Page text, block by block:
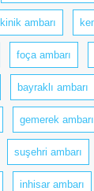
kinik ambarı
foça ambarı
bayraklı ambarı
gemerek ambarı
suşehri ambarı
inhisar ambarı